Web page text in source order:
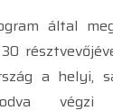
által
a helyi,